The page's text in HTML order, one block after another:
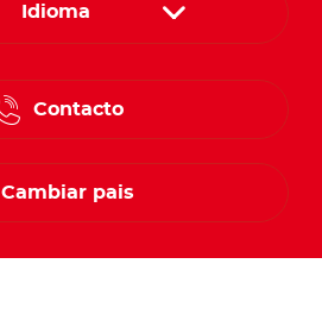
Idioma
French
Contacto
Cambiar pais